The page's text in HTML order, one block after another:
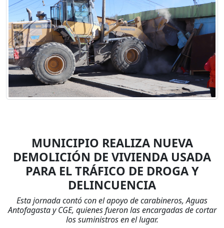
MUNICIPIO REALIZA NUEVA
DEMOLICIÓN DE VIVIENDA USADA
PARA EL TRÁFICO DE DROGA Y
DELINCUENCIA
Esta jornada contó con el apoyo de carabineros, Aguas
Antofagasta y CGE, quienes fueron las encargadas de cortar
los suministros en el lugar.